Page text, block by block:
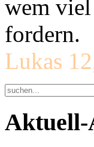
wem
fordern.
Lukas